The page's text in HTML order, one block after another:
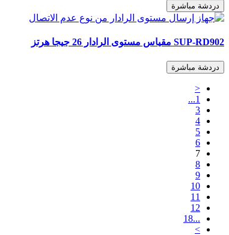
دردشة مباشرة
SUP-RD902 مقياس مستوى الرادار 26 جيجا هرتز
دردشة مباشرة
<
1...
3
4
5
6
7
8
9
10
11
12
...18
>